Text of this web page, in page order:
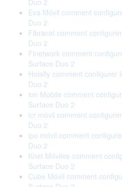
Duo 2
Eva Móvil comment
Duo 2
Fibracat comment
Duo 2
Finetwork comment
Surface Duo 2
Holafly comment configurer
Duo 2
ion Mobile comment
Surface Duo 2
lcr móvil comment
Duo 2
ipo móvil comment
Duo 2
Knet Móviles comment
Surface Duo 2
Cube Móvil comment